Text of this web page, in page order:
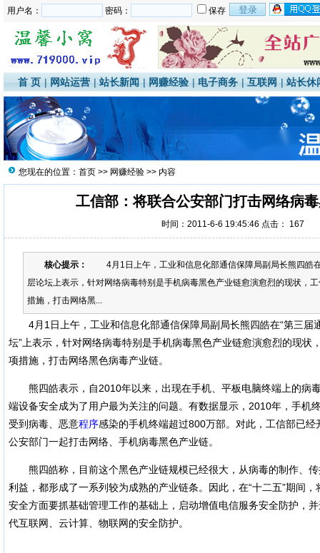
用户名： 密码： 保存
首 页 |网站运营 |站长新闻 |网赚经验 |电子商务 |互联网 |站长休
您现在的位置： 首页 >> 网赚经验 >> 内容
工信部：将联合公安部门打击网络病
时间：2011-6-6 19:45:46 点击： 167
核心提示：
4月1日上午，工业和信息化部通信保障局副局长熊四皓
层论坛上表示，针对网络病毒特别是手机病毒黑色产业链愈演愈烈的现状，
措施，打击网络黑...
4月1日上午，工业和信息化部通信保障局副局长熊四皓在“第三届
坛”上表示，针对网络病毒特别是手机病毒黑色产业链愈演愈烈的现状
项措施，打击网络黑色病毒产业链。
熊四皓表示，自2010年以来，出现在手机、平板电脑终端上的病
端设备安全成为了用户最为关注的问题。有数据显示，2010年，手机
受到病毒、恶意程序感染的手机终端超过800万部。对此，工信部已
公安部门一起打击网络、手机病毒黑色产业链。
熊四皓称，目前这个黑色产业链规模已经很大，从病毒的制作、传
利益，都形成了一系列较为成熟的产业链条。因此，在“十二五”期间
安全方面要抓基础管理工作的基础上，启动增值电信服务安全防护，
代互联网、云计算、物联网的安全防护。